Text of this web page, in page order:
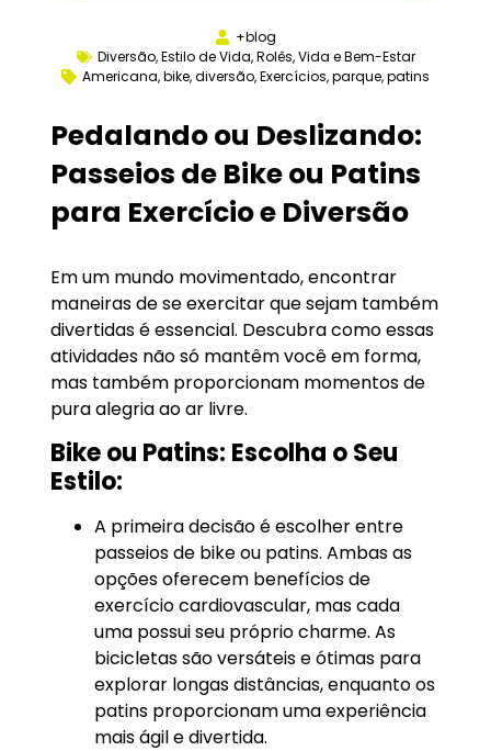
+blog
Diversão,Estilo de Vida,Rolês,Vida e Bem-Estar
Americana,bike,diversão,Exercícios,parque,patins
Pedalando ou Deslizando:
Passeios de Bike ou Patins
para Exercício e Diversão
Em um mundo movimentado, encontrar
maneiras de se exercitar que sejam também
divertidas é essencial. Descubra como essas
atividades não só mantêm você em forma,
mas também proporcionam momentos de
pura alegria ao ar livre.
Bike ou Patins: Escolha o Seu
Estilo:
A primeira decisão é escolher entre
passeios de bike ou patins. Ambas as
opções oferecem benefícios de
exercício cardiovascular, mas cada
uma possui seu próprio charme. As
bicicletas são versáteis e ótimas para
explorar longas distâncias, enquanto os
patins proporcionam uma experiência
mais ágil e divertida.